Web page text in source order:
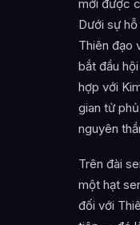
mới được
Dưới sự
Thiên đạo
bắt đầu
hợp với
gian tử
nguyên
Trên đài
một hạt
đối với